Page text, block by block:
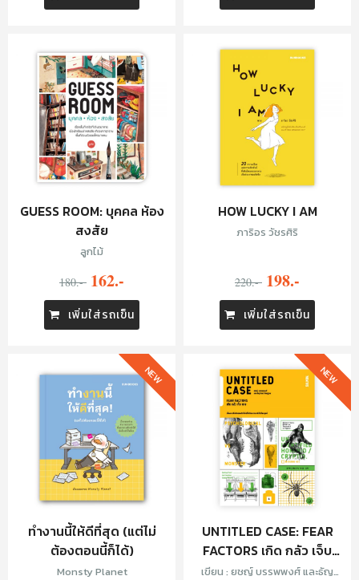
GUESS ROOM: บุคคล ห้อง
สงสัย
ลูกไม้
180.- 162.-
เพิ่มใส่รถเข็น
HOW LUCKY I AM
ภาริอร วัชรศิริ
220.- 198.-
เพิ่มใส่รถเข็น
ทำงานนี้ให้ดีที่สุด (แต่ไม่
ต้องตอนนี้ก็ได้)
Monsty Planet
NEW
UNTITLED CASE: FEAR
FACTORS เกิด กลัว เจ็บ
ตาย
เขียน : ยชญ์ บรรพพงศ์ และธัญ
NEW